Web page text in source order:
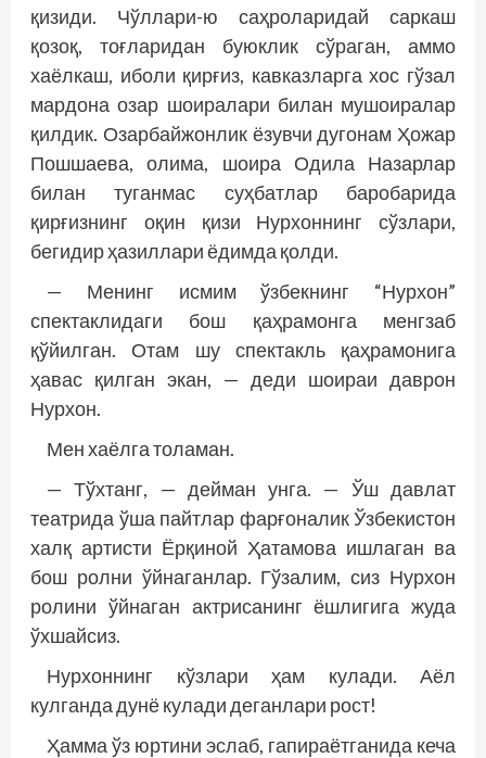
қизиди. Чўллари-ю саҳроларидай саркаш
қозоқ, тоғларидан буюклик сўраган, аммо
хаёлкаш, иболи қирғиз, кавказларга хос гўзал
мардона озар шоиралари билан мушоиралар
қилдик. Озарбайжонлик ёзувчи дугонам Ҳожар
Пошшаева, олима, шоира Одила Назарлар
билан туганмас суҳбатлар баробарида
қирғизнинг оқин қизи Нурхоннинг сўзлари,
бегидир ҳазиллари ёдимда қолди.
— Менинг исмим ўзбекнинг “Нурхон”
спектаклидаги бош қаҳрамонга менгзаб
қўйилган. Отам шу спектакль қаҳрамонига
ҳавас қилган экан, — деди шоираи даврон
Нурхон.
Мен хаёлга толаман.
— Тўхтанг, — дейман унга. — Ўш давлат
театрида ўша пайтлар фарғоналик Ўзбекис­тон
халқ артисти Ёрқиной Ҳатамова ишлаган ва
бош ролни ўйнаганлар. Гўзалим, сиз Нурхон
ролини ўйнаган актрисанинг ёшлигига жуда
ўхшайсиз.
Нурхоннинг кўзлари ҳам кулади. Аёл
кулганда дунё кулади деганлари рост!
Ҳамма ўз юртини эслаб, гапираётганида кеча